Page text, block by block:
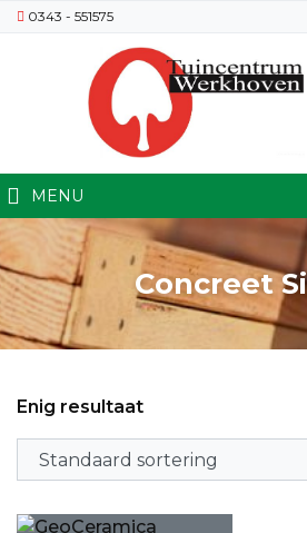
0343 - 551575
MENU
Concreet
Enig resultaat